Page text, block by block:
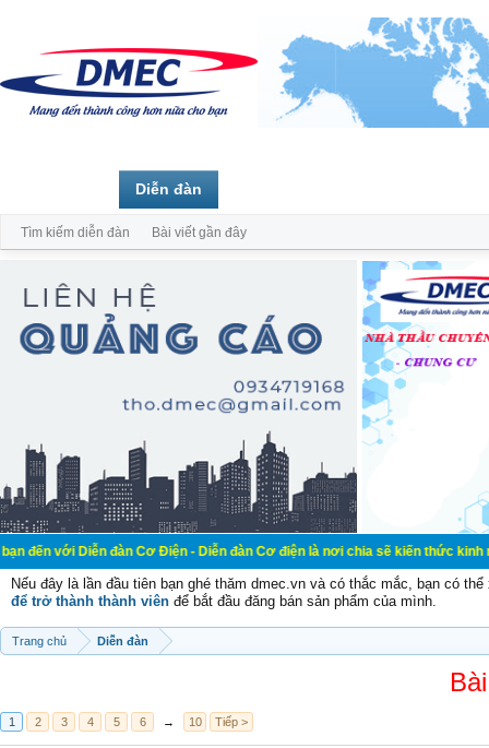
đàn Cơ Điện - Diễn đàn Cơ điện là nơi chia sẽ kiến thức kinh nghiệm
Nếu đây là lần đầu tiên bạn ghé thăm dmec.vn và có thắc mắc, bạn có
để trở thành thành viên để bắt đầu đăng bán sản phẩm của mình.
Trang chủ Diễn đàn
1 2 3 4 5 6 → 10 Tiếp >
Diễn đàn
Tìm kiếm diễn đàn Bài viết gần đây